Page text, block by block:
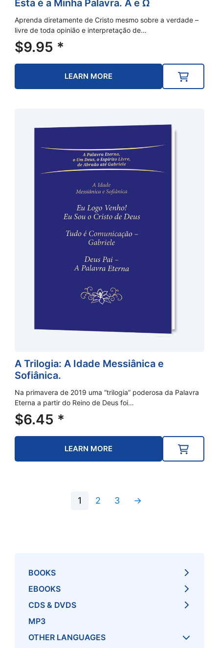
Esta é a Minha Palavra. A e Ω
Aprenda diretamente de Cristo mesmo sobre a verdade –
livre de toda opinião e interpretação de…
$9.95 *
LEARN MORE
A Trilogia: A Idade Messiânica e
Sofiânica.
Na primavera de 2019 uma “trilogia” poderosa da Palavra
Eterna a partir do Reino de Deus foi…
$6.45 *
LEARN MORE
1 2 3 →
BOOKS
EBOOKS
CDS & DVDS
MP3
OTHER LANGUAGES